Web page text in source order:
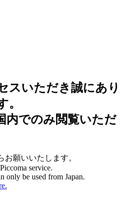
スいただき誠にあり
。
内でのみ閲覧いただ
お願いいたします。
service.
only be used from Japan.